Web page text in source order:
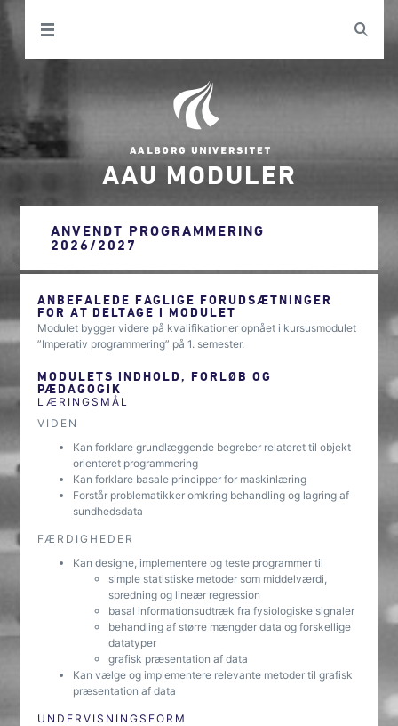
AAU MODULER
ANVENDT PROGRAMMERING
2026/2027
ANBEFALEDE FAGLIGE FORUDSÆTNINGER
FOR AT DELTAGE I MODULET
Modulet bygger videre på kvalifikationer opnået i kursusmodulet
”Imperativ programmering” på 1. semester.
MODULETS INDHOLD, FORLØB OG
PÆDAGOGIK
LÆRINGSMÅL
VIDEN
Kan forklare grundlæggende begreber relateret til objekt
orienteret programmering
Kan forklare basale principper for maskinlæring
Forstår problematikker omkring behandling og lagring af
sundhedsdata
FÆRDIGHEDER
Kan designe, implementere og teste programmer til
simple statistiske metoder som middelværdi,
spredning og lineær regression
basal informationsudtræk fra fysiologiske signaler
behandling af større mængder data og forskellige
datatyper
grafisk præsentation af data
Kan vælge og implementere relevante metoder til grafisk
præsentation af data
UNDERVISNINGSFORM